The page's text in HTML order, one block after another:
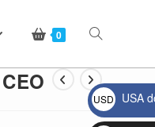
0 Alternar
pesquisa
USD
$
USA